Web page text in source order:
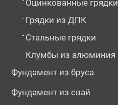
Оцинкованные грядки
- Грядки из ДПК
- Стальные грядки
- Клумбы из алюминия
Фундамент из бруса
Фундамент из свай